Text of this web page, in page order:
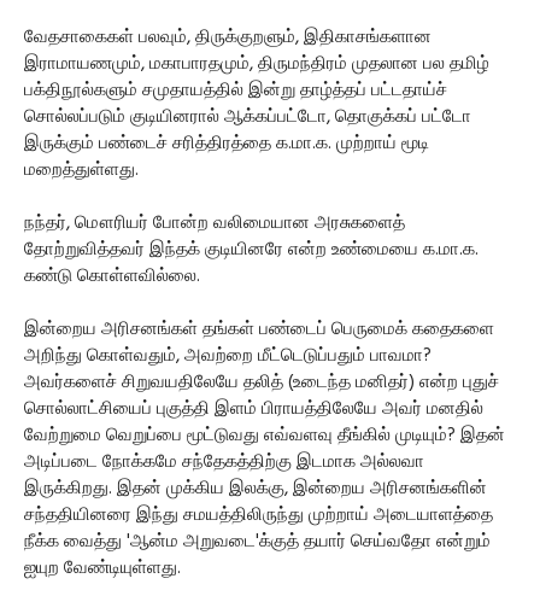
வேதசாகைகள் பலவும், திருக்குறளும், இதிகாசங்களான
இராமாயணமும், மகாபாரதமும், திருமந்திரம் முதலான பல தமிழ்
பக்திநூல்களும் சமுதாயத்தில் இன்று தாழ்த்தப் பட்டதாய்ச்
சொல்லப்படும் குடியினரால் ஆக்கப்பட்டோ, தொகுக்கப் பட்டோ
இருக்கும் பண்டைச் சரித்திரத்தை க.மா.க. முற்றாய் மூடி
மறைத்துள்ளது.
நந்தர், மௌரியர் போன்ற வலிமையான அரசுகளைத்
தோற்றுவித்தவர் இந்தக் குடியினரே என்ற உண்மையை க.மா.க.
கண்டு கொள்ளவில்லை.
இன்றைய அரிசனங்கள் தங்கள் பண்டைப் பெருமைக் கதைகளை
அறிந்து கொள்வதும், அவற்றை மீட்டெடுப்பதும் பாவமா?
அவர்களைச் சிறுவயதிலேயே தலித் (உடைந்த மனிதர்) என்ற புதுச்
சொல்லாட்சியைப் புகுத்தி இளம் பிராயத்திலேயே அவர் மனதில்
வேற்றுமை வெறுப்பை மூட்டுவது எவ்வளவு தீங்கில் முடியும்? இதன்
அடிப்படை நோக்கமே சந்தேகத்திற்கு இடமாக அல்லவா
இருக்கிறது. இதன் முக்கிய இலக்கு, இன்றைய அரிசனங்களின்
சந்ததியினரை இந்து சமயத்திலிருந்து முற்றாய் அடையாளத்தை
நீக்க வைத்து 'ஆன்ம அறுவடை'க்குத் தயார் செய்வதோ என்றும்
ஐயுற வேண்டியுள்ளது.